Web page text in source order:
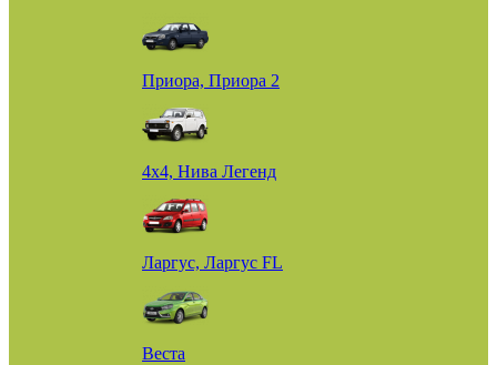
Приора, Приора 2
4х4, Нива Легенд
Ларгус, Ларгус FL
Веста